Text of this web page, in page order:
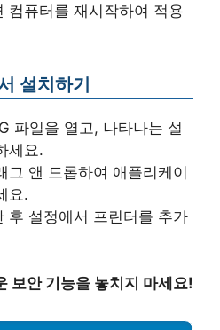
컴퓨터를 재시작하여 적용
설치하기
파일을 열고, 나타나는 설
세요.
그 앤 드롭하여 애플리케이
요.
후 설정에서 프린터를 추가
보안 기능을 놓치지 마세요!